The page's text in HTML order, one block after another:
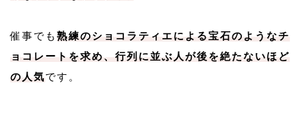
催事でも 熟練のショコラティエによる宝石のようなチ
ョコレートを求め、行列に並ぶ人が後を絶たないほど
の人気です。